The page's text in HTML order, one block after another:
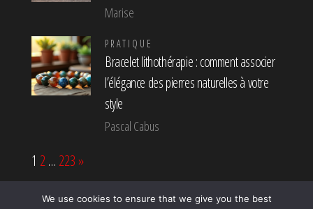
Marise
PRATIQUE
Bracelet lithothérapie : comment associer
l’élégance des pierres naturelles à votre
style
Pascal Cabus
Page:
1 2… 223Next
»
We use cookies to ensure that we give you the best